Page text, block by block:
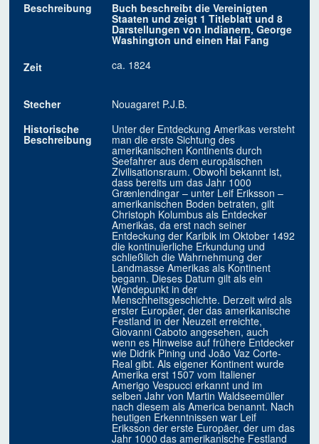
Beschreibung
Buch beschreibt die Vereinigten
Staaten und zeigt 1 Titleblatt und 8
Darstellungen von Indianern, George
Washington und einen Hai Fang
Zeit
ca. 1824
Stecher
Nouagaret P.J.B.
Historische
Beschreibung
Unter der Entdeckung Amerikas versteht
man die erste Sichtung des
amerikanischen Kontinents durch
Seefahrer aus dem europäischen
Zivilisationsraum. Obwohl bekannt ist,
dass bereits um das Jahr 1000
Grænlendingar – unter Leif Eriksson –
amerikanischen Boden betraten, gilt
Christoph Kolumbus als Entdecker
Amerikas, da erst nach seiner
Entdeckung der Karibik im Oktober 1492
die kontinuierliche Erkundung und
schließlich die Wahrnehmung der
Landmasse Amerikas als Kontinent
begann. Dieses Datum gilt als ein
Wendepunkt in der
Menschheitsgeschichte. Derzeit wird als
erster Europäer, der das amerikanische
Festland in der Neuzeit erreichte,
Giovanni Caboto angesehen, auch
wenn es Hinweise auf frühere Entdecker
wie Didrik Pining und João Vaz Corte-
Real gibt. Als eigener Kontinent wurde
Amerika erst 1507 vom Italiener
Amerigo Vespucci erkannt und im
selben Jahr von Martin Waldseemüller
nach diesem als America benannt. Nach
heutigen Erkenntnissen war Leif
Eriksson der erste Europäer, der um das
Jahr 1000 das amerikanische Festland